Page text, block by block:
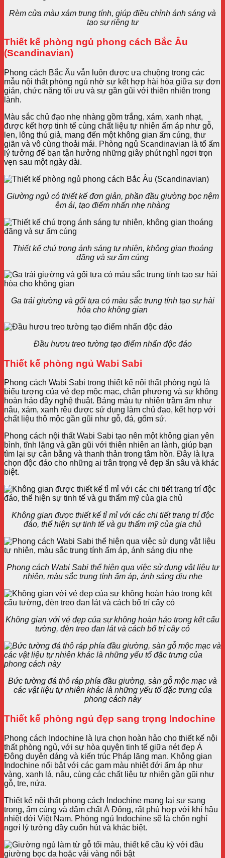
Rèm cửa màu xám trung tính, giúp điều chỉnh ánh sáng và
tạo sự riêng tư
Thiết kế phòng ngủ phong cách Bắc Âu
(Scandinavian)
Phong cách Bắc Âu vẫn luôn được ưa chuộng trong các
mẫu nội thất phòng ngủ nhờ sự kết hợp hài hòa giữa sự đơn
giản, chức năng tối ưu và sự gần gũi với thiên nhiên trong
lành.
Màu sắc chủ đạo nhẹ nhàng gồm trắng, xám, xanh nhạt,
được kết hợp tinh tế cùng chất liệu tự nhiên ấm áp như gỗ,
len, lông thú giả, mang đến một không gian ấm cúng, thư
giãn và vô cùng thoải mái. Phòng ngủ Scandinavian là tổ ấm
lý tưởng để bạn tận hưởng những giây phút nghỉ ngơi trọn
vẹn sau một ngày dài.
Giường ngủ có thiết kế đơn giản, phần đầu giường bọc nệm
êm ái, tạo điểm nhấn nhẹ nhàng
Thiết kế chú trọng ánh sáng tự nhiên, không gian thoáng
đãng và sự ấm cúng
Ga trải giường và gối tựa có màu sắc trung tính tạo sự hài
hòa cho không gian
Đầu hươu treo tường tạo điểm nhấn độc đáo
Thiết kế phòng ngủ Wabi Sabi
Phong cách Wabi Sabi trong thiết kế nội thất phòng ngủ là
biểu tượng của vẻ đẹp mộc mạc, chân phương và sự không
hoàn hảo đầy nghệ thuật. Bảng màu tự nhiên trầm ấm như
nâu, xám, xanh rêu được sử dụng làm chủ đạo, kết hợp với
chất liệu thô mộc gần gũi như gỗ, đá, gốm sứ.
Phong cách nội thất Wabi Sabi tạo nên một không gian yên
bình, tĩnh lặng và gần gũi với thiên nhiên an lành, giúp bạn
tìm lại sự cân bằng và thanh thản trong tâm hồn. Đây là lựa
chọn độc đáo cho những ai trân trọng vẻ đẹp ẩn sâu và khác
biệt.
Không gian được thiết kế tỉ mỉ với các chi tiết trang trí độc
đáo, thể hiện sự tinh tế và gu thẩm mỹ của gia chủ
Phong cách Wabi Sabi thể hiện qua việc sử dụng vật liệu tự
nhiên, màu sắc trung tính ấm áp, ánh sáng dịu nhẹ
Không gian với vẻ đẹp của sự không hoàn hảo trong kết cấu
tường, đèn treo đan lát và cách bố trí cây cỏ
Bức tường đá thô ráp phía đầu giường, sàn gỗ mộc mạc và
các vật liệu tự nhiên khác là những yếu tố đặc trưng của
phong cách này
Thiết kế phòng ngủ đẹp sang trọng Indochine
Phong cách Indochine là lựa chọn hoàn hảo cho thiết kế nội
thất phòng ngủ, với sự hòa quyện tinh tế giữa nét đẹp Á
Đông duyên dáng và kiến trúc Pháp lãng mạn. Không gian
Indochine nổi bật với các gam màu nhiệt đới ấm áp như
vàng, xanh lá, nâu, cùng các chất liệu tự nhiên gần gũi như
gỗ, tre, nứa.
Thiết kế nội thất phong cách Indochine mang lại sự sang
trọng, ấm cúng và đậm chất Á Đông, rất phù hợp với khí hậu
nhiệt đới Việt Nam. Phòng ngủ Indochine sẽ là chốn nghỉ
ngơi lý tưởng đầy cuốn hút và khác biệt.